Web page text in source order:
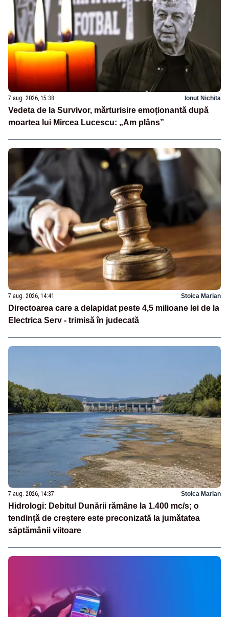
7 aug. 2026, 15:38 Ionuț Nichita
Vedeta de la Survivor, mărturisire emoționantă după
moartea lui Mircea Lucescu: „Am plâns”
7 aug. 2026, 14:41 Stoica Marian
Directoarea care a delapidat peste 4,5 milioane lei de la
Electrica Serv - trimisă în judecată
7 aug. 2026, 14:37 Stoica Marian
Hidrologi: Debitul Dunării rămâne la 1.400 mc/s; o
tendință de creștere este preconizată la jumătatea
săptămânii viitoare